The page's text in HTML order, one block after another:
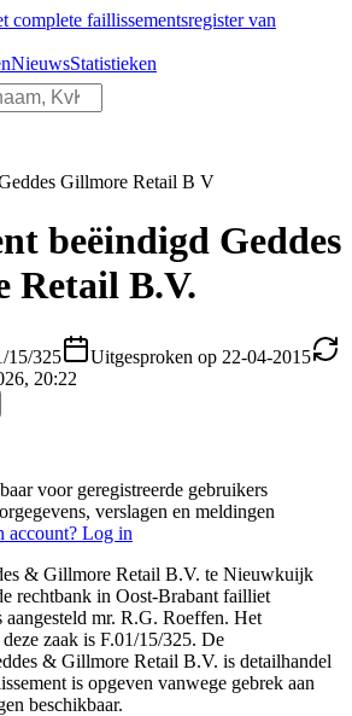
complete faillissementsregister van
NieuwsStatistieken
Gillmore Retail B V
beëindigd Geddes
Retail B.V.
15/325
Uitgesproken op 22-04-2015
20:22
voor geregistreerde gebruikers
verslagen en meldingen
account? Log in
& Gillmore Retail B.V. te Nieuwkuijk
rechtbank in Oost-Brabant failliet
mr. R.G. Roeffen. Het
zaak is F.01/15/325. De
& Gillmore Retail B.V. is detailhandel
is opgeven vanwege gebrek aan
beschikbaar.